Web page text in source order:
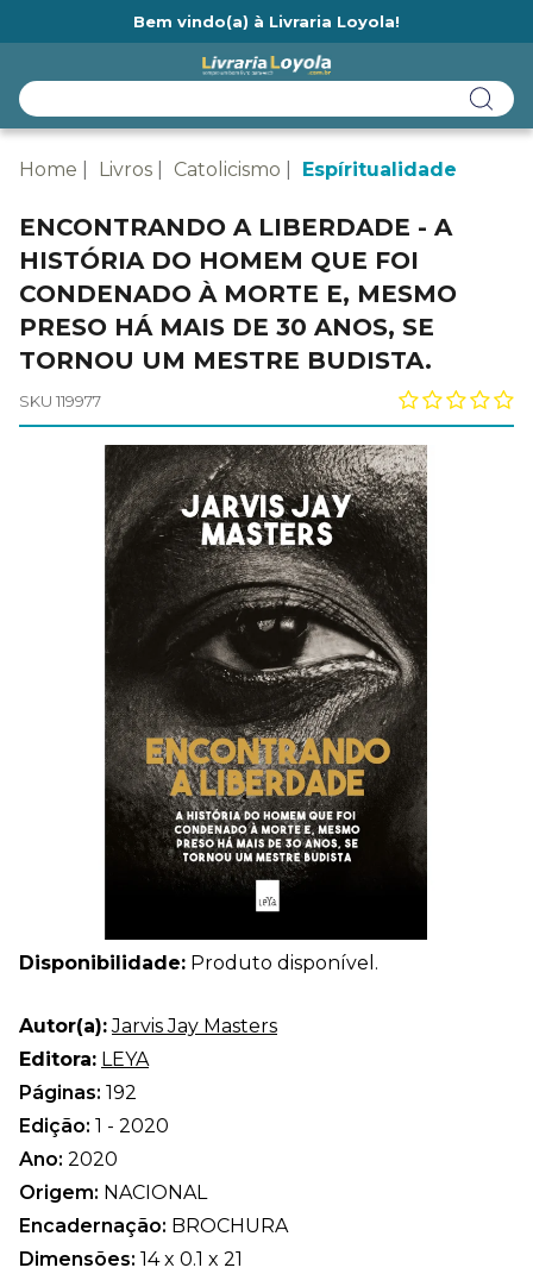
Bem vindo(a) à Livraria Loyola!
Home Livros Catolicismo Espíritualidade
ENCONTRANDO A LIBERDADE - A
HISTÓRIA DO HOMEM QUE FOI
CONDENADO À MORTE E, MESMO
PRESO HÁ MAIS DE 30 ANOS, SE
TORNOU UM MESTRE BUDISTA.
SKU 119977
Disponibilidade: Produto disponível.
Autor(a): Jarvis Jay Masters
Editora: LEYA
Páginas: 192
Edição: 1 - 2020
Ano: 2020
Origem: NACIONAL
Encadernação: BROCHURA
Dimensões: 14 x 0.1 x 21